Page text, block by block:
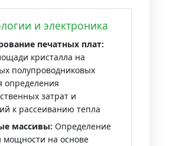
и электроника
печатных плат:
кристалла на
полупроводниковых
определения
затрат и
к рассеиванию тепла
массивы: Определение
мощности на основе